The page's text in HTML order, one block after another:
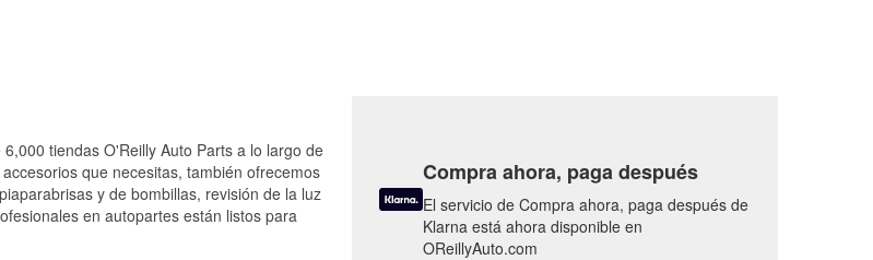
tiendas O'Reilly Auto Parts a lo largo de
que necesitas, también ofrecemos
y de bombillas, revisión de la luz
en autopartes están listos para
Compra ahora, paga después
El servicio de Compra ahora, paga después de
Klarna está ahora disponible en
OReillyAuto.com